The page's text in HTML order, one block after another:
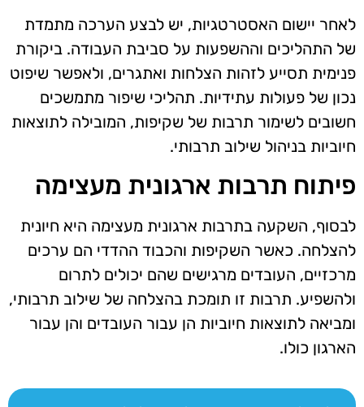
לאחר יישום האסטרטגיות, יש לבצע הערכה מתמדת
של התהליכים וההשפעות על סביבת העבודה. ביקורת
פנימית תסייע לזהות הצלחות ואתגרים, ולאפשר שיפוט
נכון של פעולות עתידיות. תהליכי שיפור מתמשכים
חשובים לשימור תרבות של שקיפות, המובילה לתוצאות
חיוביות בניהול שילוב תרבותי.
פיתוח תרבות ארגונית מעצימה
לבסוף, השקעה בתרבות ארגונית מעצימה היא חיונית
להצלחה. כאשר השקיפות והכבוד ההדדי הם ערכים
מרכזיים, העובדים מרגישים שהם יכולים לתרום
ולהשפיע. תרבות זו תומכת בהצלחה של שילוב תרבותי,
ומביאה לתוצאות חיוביות הן עבור העובדים והן עבור
הארגון כולו.